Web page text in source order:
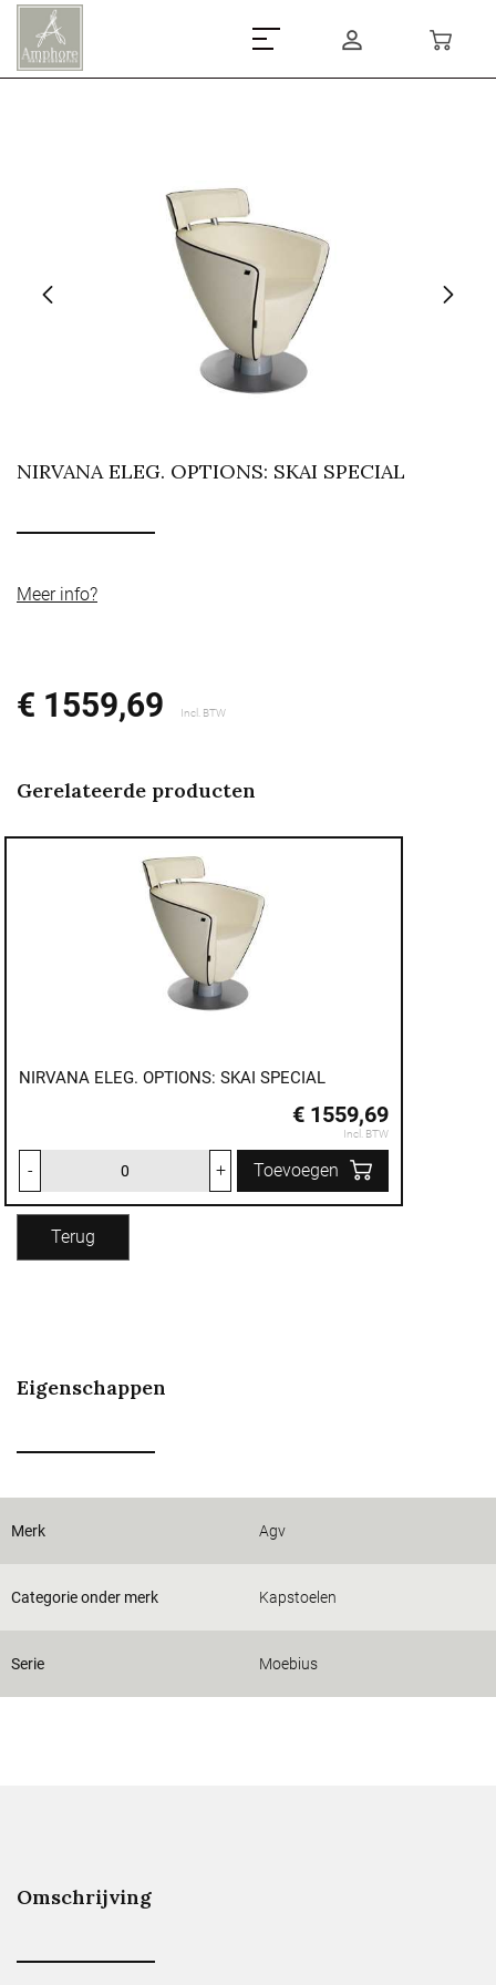
NIRVANA ELEG. OPTIONS: SKAI SPECIAL
Meer info?
€ 1559,69 Incl. BTW
Gerelateerde producten
NIRVANA ELEG. OPTIONS: SKAI SPECIAL
€ 1559,69
Incl. BTW
- + Toevoegen
Terug
Eigenschappen
Merk Agv
Categorie onder merk Kapstoelen
Serie Moebius
Omschrijving